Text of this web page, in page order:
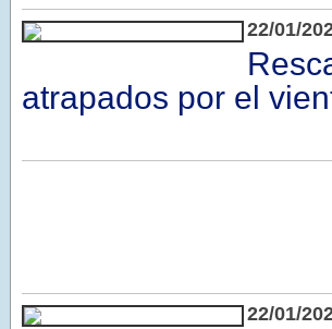
22/01/
atrapados por el
22/01/